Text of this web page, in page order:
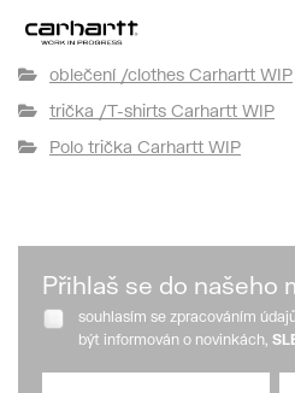
oblečení /clothes Carhartt WIP
trička /T-shirts Carhartt WIP
Polo trička Carhartt WIP
Přihlaš se do našeho
souhlasím se zpracováním
být informován o novinkách,